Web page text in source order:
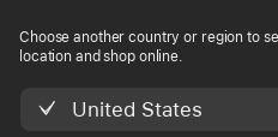
Choose another country or region to
location and shop online.
United States